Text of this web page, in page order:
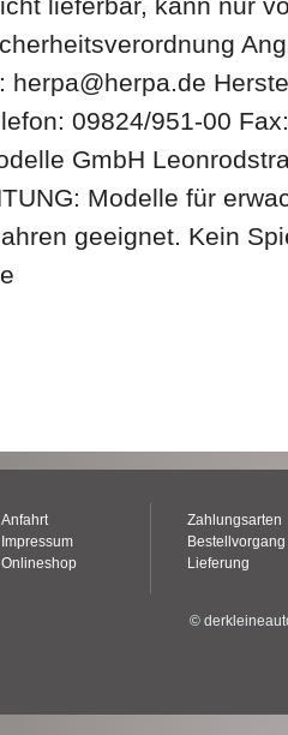
herpa@herpa.de
09824/951-00
GmbH
Modelle für
geeignet. Kein
Anfahrt
Impressum
Onlineshop
Zahlungsarten
Bestellvorgang
Lieferung
©